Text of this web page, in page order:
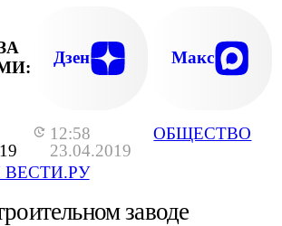
12:58
23.04.2019
ОБЩЕСТВО
Дзен Макс
заводе